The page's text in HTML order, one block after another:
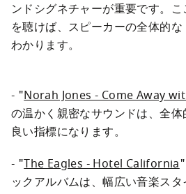
ンドシグネチャーが重要です。
を聴けば、スピーカーの全体的
わかります。
- "Norah Jones - Come Away
の温かく親密なサウンドは、全
良い指標になります。
- "The Eagles - Hotel California
ックアルバムは、幅広い音楽ス